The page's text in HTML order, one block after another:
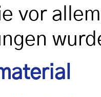
vor